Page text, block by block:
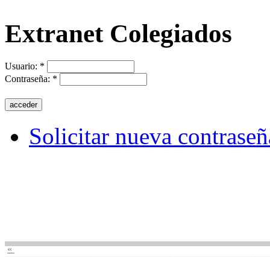
Extranet Colegiados
Usuario: *
Contraseña: *
Solicitar nueva
«